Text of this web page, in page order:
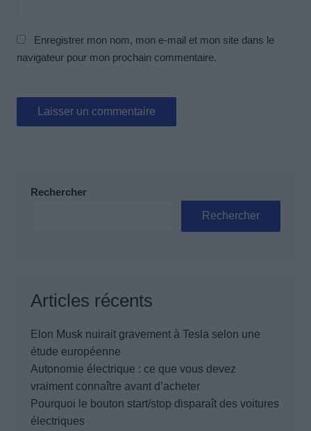
Enregistrer mon nom, mon e-mail et mon site dans le
navigateur pour mon prochain commentaire.
Rechercher
Rechercher
Articles récents
Elon Musk nuirait gravement à Tesla selon une
étude européenne
Autonomie électrique : ce que vous devez
vraiment connaître avant d’acheter
Pourquoi le bouton start/stop disparaît des voitures
électriques